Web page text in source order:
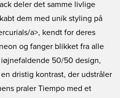
deler det samme livlige
dem med unik styling på
a>, kendt for deres
og fanger blikket fra alle
50/50 design,
dristig kontrast, der udstråler
praler Tiempo med et